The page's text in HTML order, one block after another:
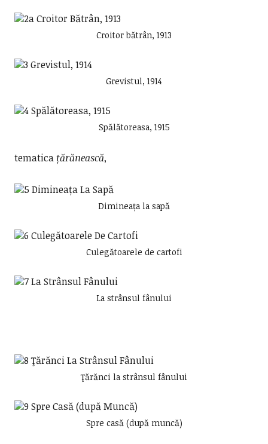
Croitor bătrân, 1913
Grevistul, 1914
Spălătoreasa, 1915
tematicațărănească,
Dimineața la sapă
Culegătoarele de cartofi
La strânsul fânului
Ţărănci la strânsul fânului
Spre casă (după muncă)